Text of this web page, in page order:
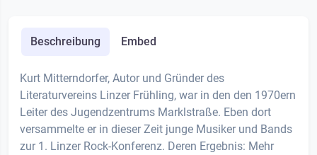
Beschreibung Embed
Kurt Mitterndorfer, Autor und Gründer des
Literaturvereins Linzer Frühling, war in den den 1970ern
Leiter des Jugendzentrums Marklstraße. Eben dort
versammelte er in dieser Zeit junge Musiker und Bands
zur 1. Linzer Rock-Konferenz. Deren Ergebnis: Mehr